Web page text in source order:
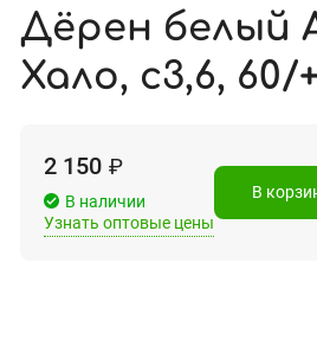
Дёрен белый
Хало, с3,6, 60/
2 150 ₽
В наличии
Узнать оптовые цены
В